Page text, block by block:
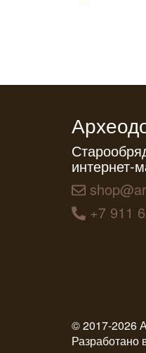
интернет-
+7 911
© 2017-2026
Разработано